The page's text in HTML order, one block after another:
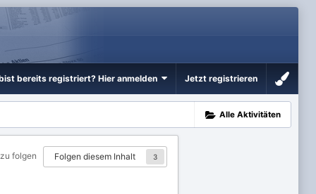
bereits registriert? Hier anmelden Jetzt registrieren
Alle Aktivitäten
folgen Folgen diesem Inhalt 3